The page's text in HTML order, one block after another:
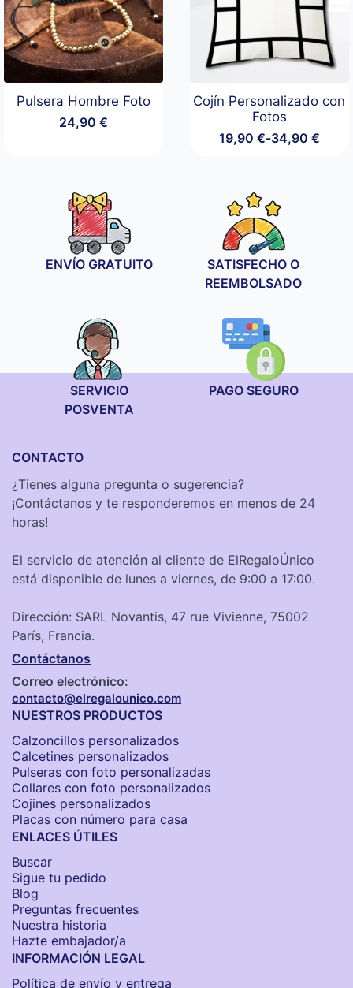
Pulsera Hombre Foto
24,90€
Cojín Personalizado con
Fotos
19,90 €-34,90 €
Rango
19,90 €
hasta
34,90 €
ENVÍO GRATUITO
SATISFECHO O
REEMBOLSADO
SERVICIO
POSVENTA
PAGO SEGURO
CONTACTO
¿Tienes alguna pregunta o sugerencia?
¡Contáctanos y te responderemos en menos de 24
horas!
El servicio de atención al cliente de ElRegaloÚnico
está disponible de lunes a viernes, de 9:00 a 17:00.
Dirección: SARL Novantis, 47 rue Vivienne, 75002
París, Francia.
Contáctanos
Correo electrónico:
contacto@elregalounico.com
NUESTROS PRODUCTOS
Calzoncillos personalizados​
Calcetines personalizados
Pulseras con foto personalizadas
Collares con foto personalizados
Cojines personalizados
Placas con número para casa
ENLACES ÚTILES
Buscar
Sigue tu pedido
Blog
Preguntas frecuentes
Nuestra historia
Hazte embajador/a
INFORMACIÓN LEGAL
Política de envío y entrega